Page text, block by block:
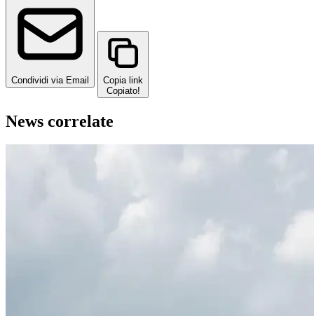
Condividi via Email
Copia link
Copiato!
News correlate